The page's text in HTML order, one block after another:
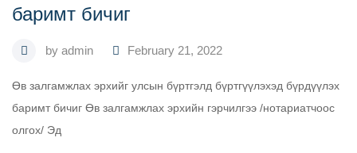
баримт бичиг
by admin February 21, 2022
Өв залгамжлах эрхийг улсын бүртгэлд бүртгүүлэхэд бүрдүүлэх
баримт бичиг Өв залгамжлах эрхийн гэрчилгээ /нотариатчоос
олгох/ Эд